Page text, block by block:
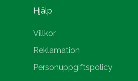
Hjälp
Villkor
Reklamation
Personuppgiftspolicy